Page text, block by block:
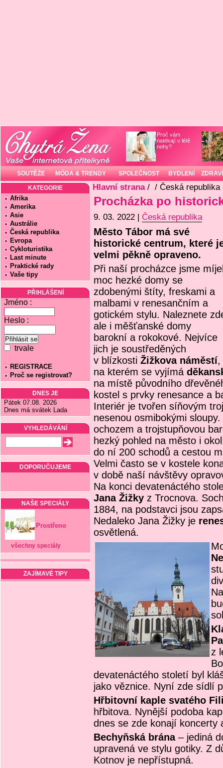
Proč vám
natékají v létě
nohy?
SOUTĚŽE MÓDA & TRENDY SPOLEČNOST BYDLENÍ ZDRAVÍ
KATEGORIE
Afrika
Amerika
Asie
Austrálie
Česká republika
Evropa
Cykloturistika
Last minute
Praktické rady
Vaše tipy
PŘIHLÁŠENÍ
Jméno :
Heslo :
trvale
REGISTRACE
Proč se registrovat?
DNES JE
Pátek 07.08. 2026
Dnes má svátek Lada
VYHLEDÁVÁNÍ
DOPORUČUJEME
NAŠE SPECIÁLY
Prostřeno
všechny speciály
ZAJÍMAVÉ TIPY
Hlavní strana/ / Česká republika
Procházka po
9. 03. 2022 | Česká republika
Město Tábor má své
historické centrum, které
velmi pěkně opraveno.
Při naší procházce jsme
moc hezké domy se
zdobenými štíty, freskami a
malbami v renesančním a
gotickém stylu. Naleznete
ale i měšťanské domy
barokní a rokokové. Nejvíce
jich je soustředěných
v blízkosti Žižkova náměstí,
na kterém se vyjímá
na místě původního
kostel s prvky renesance a
Interiér je tvořen síňovým
nesenou osmibokými
ochozem a trojstupňovou
hezký pohled na město i
do ní 200 schodů a cestou
Velmi často se v kostele
v době naší návštěvy
Na konci devatenáctého
Jana Žižky z Trocnova.
1884, na podstavci jsou
Nedaleko Jana Žižky je
osvětlená.
z
devatenáctého století byl
jako věznice. Nyní zde sídlí
Hřbitovní kaple svatého
hřbitova. Nynější podoba
dnes se zde konají koncerty
Bechyňská brána– jediná
upravená ve stylu gotiky. Z
Kotnov je nepřístupná.